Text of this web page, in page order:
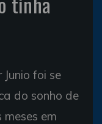
foi se
do sonho de
em